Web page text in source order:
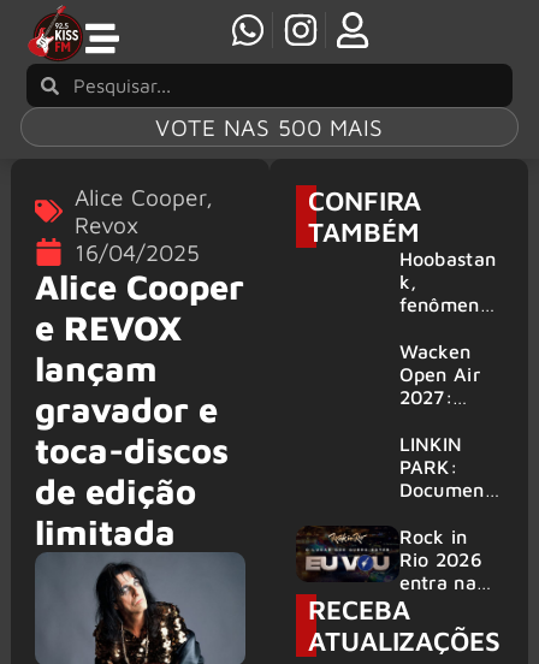
VOTE NAS 500 MAIS
Alice Cooper,
Revox
16/04/2025
Alice Cooper
e REVOX
lançam
gravador e
toca-discos
de edição
limitada
CONFIRA
TAMBÉM
Hoobastan
k,
fenômeno
rock anos
2000,
volta ao
6 shows
Wacken
Open Air
2027:
amplia
line-up e
já
mais de 50
bandas
LINKIN
PARK:
Document
‘Unshatter’
e álbum ao
vivo são
anunciados
Rock in
Rio 2026
entra na
reta final
com
Cidade do
RECEBA
ATUALIZAÇÕES